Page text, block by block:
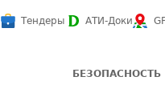
Тендеры АТИ-Доки
БЕЗОПАСНОСТЬ